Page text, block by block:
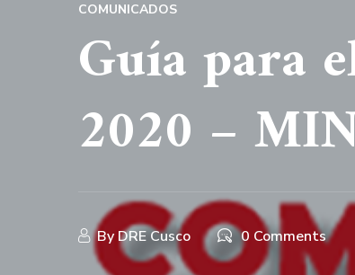
COMUNICADOS
Guía para
2020 –
By DRE Cusco 0 Comments